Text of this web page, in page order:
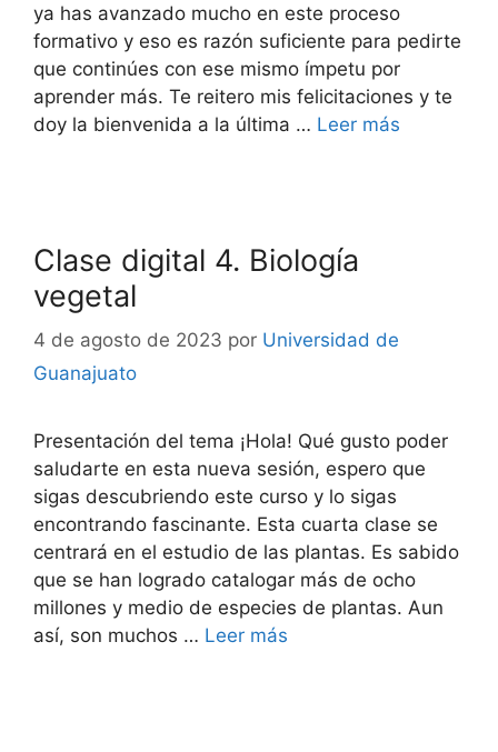
ya has avanzado mucho en este proceso
formativo y eso es razón suficiente para pedirte
que continúes con ese mismo ímpetu por
aprender más. Te reitero mis felicitaciones y te
doy la bienvenida a la última … Leer más
Clase digital 4. Biología
vegetal
4 de agosto de 2023 por Universidad de
Guanajuato
Presentación del tema ¡Hola! Qué gusto poder
saludarte en esta nueva sesión, espero que
sigas descubriendo este curso y lo sigas
encontrando fascinante. Esta cuarta clase se
centrará en el estudio de las plantas. Es sabido
que se han logrado catalogar más de ocho
millones y medio de especies de plantas. Aun
así, son muchos … Leer más